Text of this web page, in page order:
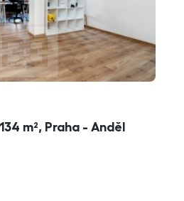
m², Praha - Anděl